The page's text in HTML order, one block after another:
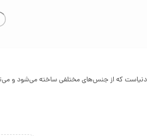
دنیاست که از جنس‌های مختلفی ساخته می‌شود